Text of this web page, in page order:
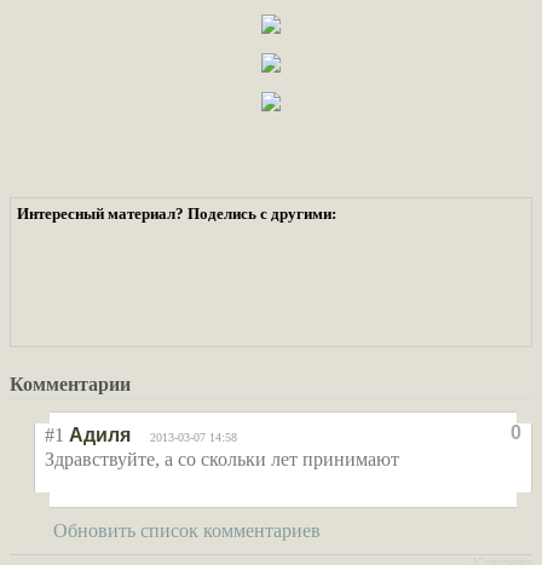
Интересный материал? Поделись с другими:
Комментарии
0
#1 Адиля 2013-03-07 14:58
Здравствуйте, а со скольки лет принимают
Обновить список комментариев